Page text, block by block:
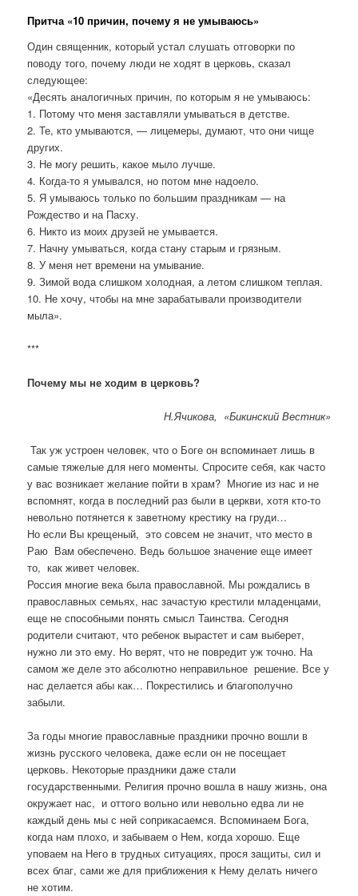
Притча «10 причин, почему я не умываюсь»
Один священник, который устал слушать отговорки по
поводу того, почему люди не ходят в церковь, сказал
следующее:
«Десять аналогичных причин, по которым я не умываюсь:
1. Потому что меня заставляли умываться в детстве.
2. Те, кто умываются, — лицемеры, думают, что они чище
других.
3. Не могу решить, какое мыло лучше.
4. Когда-то я умывался, но потом мне надоело.
5. Я умываюсь только по большим праздникам — на
Рождество и на Пасху.
6. Никто из моих друзей не умывается.
7. Начну умываться, когда стану старым и грязным.
8. У меня нет времени на умывание.
9. Зимой вода слишком холодная, а летом слишком теплая.
10. Не хочу, чтобы на мне зарабатывали производители
мыла».
***
Почему мы не ходим в церковь?
Н.Ячикова, «Бикинский Вестник»
Так уж устроен человек, что о Боге он вспоминает лишь в
самые тяжелые для него моменты. Спросите себя, как часто
у вас возникает желание пойти в храм? Многие из нас и не
вспомнят, когда в последний раз были в церкви, хотя кто-то
невольно потянется к заветному крестику на груди…
Но если Вы крещеный, это совсем не значит, что место в
Раю Вам обеспечено. Ведь большое значение еще имеет
то, как живет человек.
Россия многие века была православной. Мы рождались в
православных семьях, нас зачастую крестили младенцами,
еще не способными понять смысл Таинства. Сегодня
родители считают, что ребенок вырастет и сам выберет,
нужно ли это ему. Но верят, что не повредит уж точно. На
самом же деле это абсолютно неправильное решение. Все у
нас делается абы как… Покрестились и благополучно
забыли.
За годы многие православные праздники прочно вошли в
жизнь русского человека, даже если он не посещает
церковь. Некоторые праздники даже стали
государственными. Религия прочно вошла в нашу жизнь, она
окружает нас, и оттого вольно или невольно едва ли не
каждый день мы с ней соприкасаемся. Вспоминаем Бога,
когда нам плохо, и забываем о Нем, когда хорошо. Еще
уповаем на Него в трудных ситуациях, прося защиты, сил и
всех благ, сами же для приближения к Нему делать ничего
не хотим.